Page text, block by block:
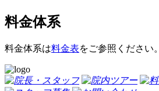
料金体系
料金体系は料金表をご参照ください。